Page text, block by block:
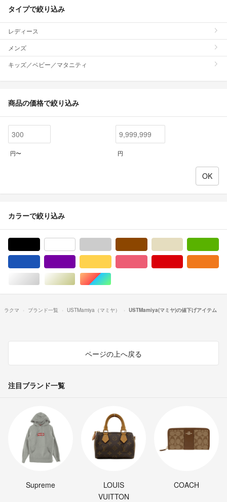
タイプで絞り込み
レディース
メンズ
キッズ／ベビー／マタニティ
商品の価格で絞り込み
円〜 円
カラーで絞り込み
シルバー/銀色系ゴールド/金色系マルチカラー
ラクマ ブランド一覧 USTMamiya（マミヤ） USTMamiya(マミヤ)の値下げアイテム
ページの上へ戻る
注目ブランド一覧
Supreme
LOUIS
VUITTON
COACH